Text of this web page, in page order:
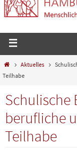
StartAktuelles
Teilhabe
Schulische
berufliche
Teilhabe